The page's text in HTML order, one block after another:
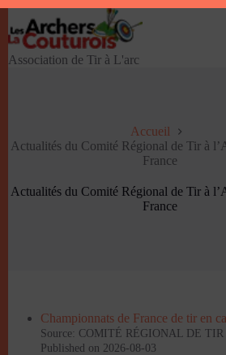
au
contenu
Association de Tir à L'arc
Accueil
Actualités du Comité Régional de Tir à
France
Actualités du Comité Régional de Tir à
France
Championnats de France de tir en
Source: COMITÉ RÉGIONAL DE TIR
Published on 2026-08-03